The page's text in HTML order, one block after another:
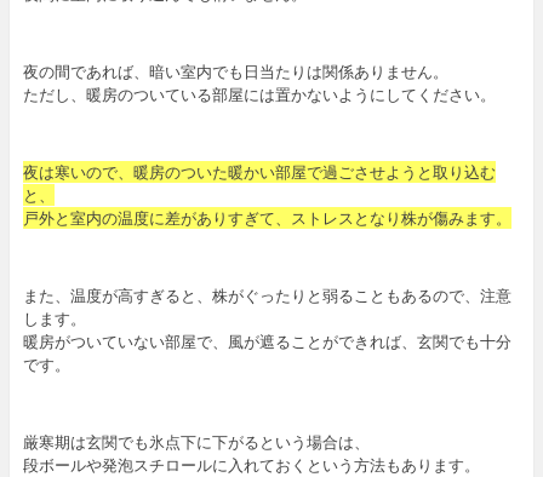
夜の間であれば、暗い室内でも日当たりは関係ありません。
ただし、暖房のついている部屋には置かないようにしてください。
夜は寒いので、暖房のついた暖かい部屋で過ごさせようと取り込む
と、
戸外と室内の温度に差がありすぎて、ストレスとなり株が傷みます。
また、温度が高すぎると、株がぐったりと弱ることもあるので、注意
します。
暖房がついていない部屋で、風が遮ることができれば、玄関でも十分
です。
厳寒期は玄関でも氷点下に下がるという場合は、
段ボールや発泡スチロールに入れておくという方法もあります。